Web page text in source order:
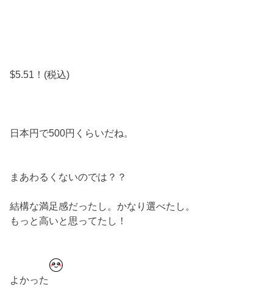
$5.51！(税込)
日本円で500円くらいだね。
まあわるくないのでは？？
結構な満足感だったし。かなり選べたし。
もっと高いと思ってたし！
よかった